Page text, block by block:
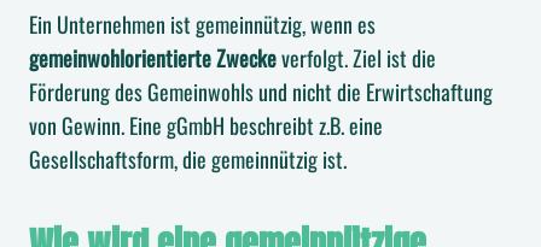
Ein Unternehmen ist gemeinnützig, wenn es
gemeinwohlorientierte Zweckeverfolgt. Ziel ist die
Förderung des Gemeinwohls und nicht die Erwirtschaftung
von Gewinn. Eine gGmbH beschreibt z.B. eine
Gesellschaftsform, die gemeinnützig ist.